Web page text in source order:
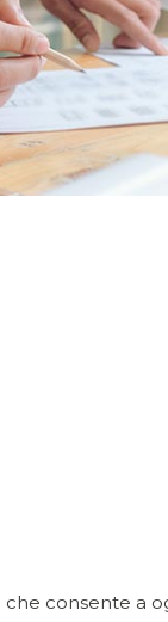
consente a